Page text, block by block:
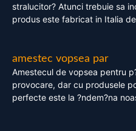
stralucitor? Atunci trebuie sa
produs este fabricat in Italia
amestec vopsea par
Amestecul de vopsea pentru
provocare, dar cu produsele
perfecte este la ?ndem?na